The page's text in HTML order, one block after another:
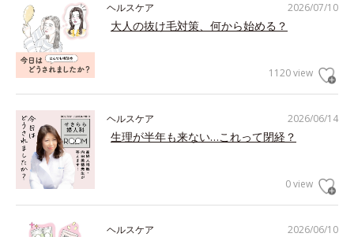
2026/07/10
ヘルスケア
大人の抜け毛対策、何から始める？
1120 view
2026/06/14
ヘルスケア
生理が半年も来ない…これって閉経？
0 view
2026/06/10
ヘルスケア